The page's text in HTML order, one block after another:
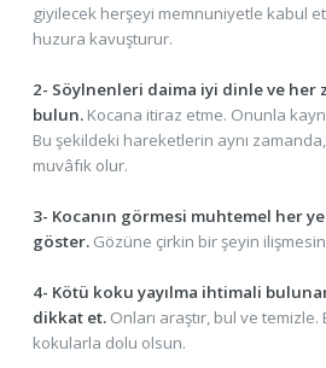
giyilecek herşeyi memnuniyetle kabul
huzura kavuşturur.
2- Söylnenleri daima iyi dinle ve her
bulun. Kocana itiraz etme. Onunla
Bu şekildeki hareketlerin aynı zamanda,
muvâfık olur.
3- Kocanın görmesi muhtemel her
göster.Gözüne çirkin bir şeyin
4- Kötü koku yayılma ihtimali
dikkat et.Onları araştır, bul ve
kokularla dolu olsun.